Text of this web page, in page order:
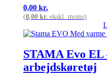
0,00 kr.
(0,00 kr. ekskl. moms)
STAMA Evo EL
arbejdskøretøj